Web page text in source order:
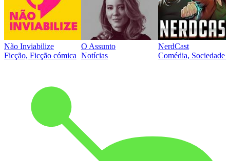
Não Inviabilize
Ficção, Ficção cómica
O Assunto
Notícias
NerdCast
Comédia, Sociedade